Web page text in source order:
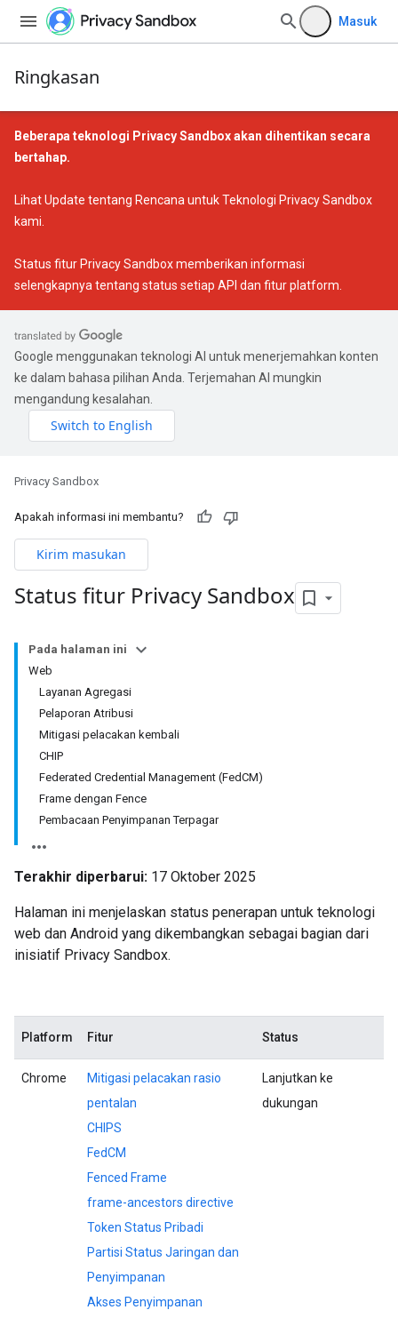
Masuk
Ringkasan
Beberapa teknologi Privacy Sandbox akan dihentikan secara
bertahap.
LihatUpdate tentang Rencana untuk Teknologi Privacy Sandbox
kami.
Status fitur Privacy Sandboxmemberikan informasi
selengkapnya tentang status setiap API dan fitur platform.
Google menggunakan teknologi AI untuk menerjemahkan konten
ke dalam bahasa pilihan Anda. Terjemahan AI mungkin
mengandung kesalahan.
Privacy Sandbox
Apakah informasi ini membantu?
Kirim masukan
Status fitur Privacy Sandbox
Pada halaman ini
Web
Layanan Agregasi
Pelaporan Atribusi
Mitigasi pelacakan kembali
CHIP
Federated Credential Management (FedCM)
Frame dengan Fence
Pembacaan Penyimpanan Terpagar
Terakhir diperbarui: 17 Oktober 2025
Halaman ini menjelaskan status penerapan untuk teknologi
web dan Android yang dikembangkan sebagai bagian dari
inisiatif Privacy Sandbox.
Platform Fitur Status
Chrome
Mitigasi pelacakan rasio
pentalan
CHIPS
FedCM
Fenced Frame
frame-ancestors directive
Token Status Pribadi
Partisi Status Jaringan dan
Penyimpanan
Akses Penyimpanan
Lanjutkan ke
dukungan